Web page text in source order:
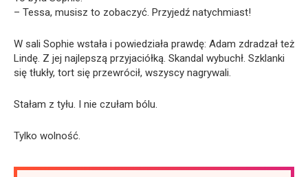
– Tessa, musisz to zobaczyć. Przyjedź natychmiast!
W sali Sophie wstała i powiedziała prawdę: Adam zdradzał też
Lindę. Z jej najlepszą przyjaciółką. Skandal wybuchł. Szklanki
się tłukły, tort się przewrócił, wszyscy nagrywali.
Stałam z tyłu. I nie czułam bólu.
Tylko wolność.